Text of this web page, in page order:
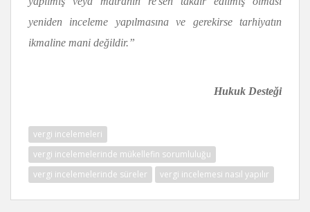
yeniden inceleme yapılmasına ve gerekirse tarhiyatın
ikmaline mani değildir.”
Hukuk Desteği
vergi incelemeleri
vergi incelemelerinde mükellefin sorumluluğu
vergi incelemelerinde süreler
vergi incelemesi nasıl yapılır